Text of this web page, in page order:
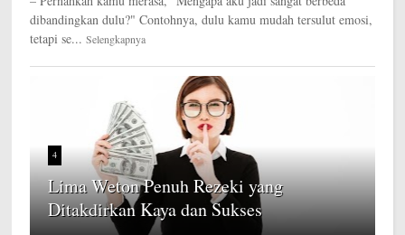
dibandingkan dulu?" Contohnya, dulu kamu mudah tersulut emosi,
tetapi se... Selengkapnya
4
Lima Weton Penuh Rezeki yang
Ditakdirkan Kaya dan Sukses